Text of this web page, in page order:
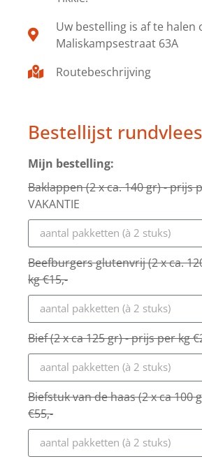
Uw bestelling is af te halen
Maliskampsestraat 63A
Routebeschrijving
Bestellijst rundvlees
Mijn bestelling:
Baklappen (2 x ca. 140 gr) - prijs
VAKANTIE
Beefburgers glutenvrij (2 x ca.
kg €15,-
Bief (2 x ca 125 gr) - prijs per kg
Biefstuk van de haas (2 x ca 100
€55,-